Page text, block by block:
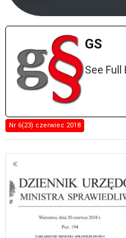
GS
See Full
Nr 6(23) czerwiec 2018
Nawigacja
po
wpisach